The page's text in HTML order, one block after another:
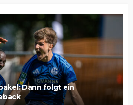
Dann folgt ein